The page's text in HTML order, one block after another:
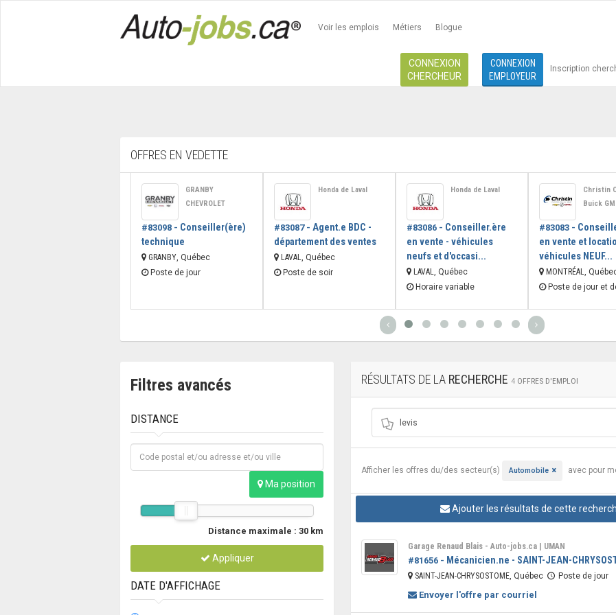
Voir les emplois Métiers Blogue
CONNEXION
CHERCHEUR
CONNEXION
EMPLOYEUR
Inscription
OFFRES EN VEDETTE
GRANBY
CHEVROLET
#83098 - Conseiller(ère)
technique
GRANBY , Québec
Poste de jour
Honda de Laval
#83087 - Agent.e BDC -
département des ventes
LAVAL
, Québec
Poste de soir
Honda de Laval
#83086 - Conseiller.ère
en vente - véhicules
neufs et d'occasi...
LAVAL
, Québec
Horaire variable
Christin
Buick
#83083 -
en vente et
véhicules NEUF...
MONTRÉAL
,
Poste de jour et
Filtres avancés
DISTANCE
Ma position
Distance maximale :30 km
Appliquer
DATE D'AFFICHAGE
RÉSULTATS DE LA RECHERCHE4 OFFRES D'EMPLOI
Afficher les offres du/des secteur(s) Automobile avec pour
Ajouter les résultats de cette
Garage Renaud Blais - Auto-jobs.ca | UMAN
#81656 - Mécanicien.ne - SAINT-JEAN-
SAINT-JEAN-CHRYSOSTOME, Québec Poste de jour
Envoyer l'offre par courriel